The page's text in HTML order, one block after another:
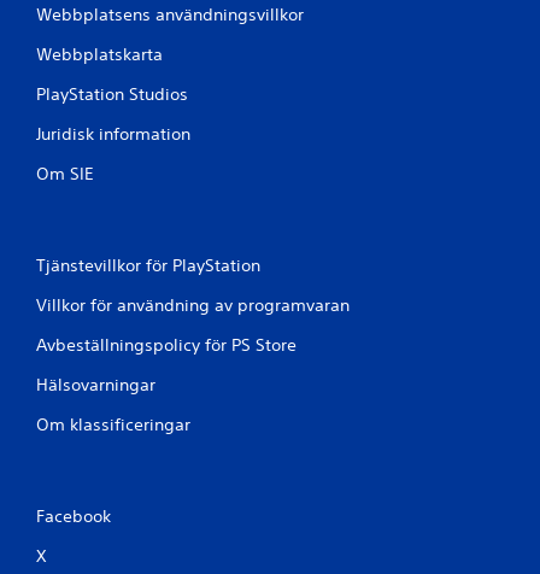
Webbplatsens användningsvillkor
Webbplatskarta
PlayStation Studios
Juridisk information
Om SIE
Tjänstevillkor för PlayStation
Villkor för användning av programvaran
Avbeställningspolicy för PS Store
Hälsovarningar
Om klassificeringar
Facebook
X